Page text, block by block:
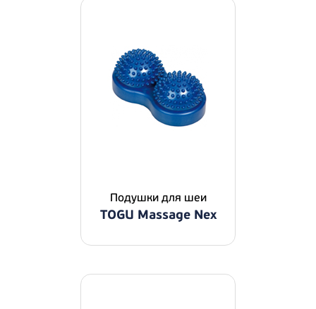
Подушки для шеи
TOGU Massage Nex